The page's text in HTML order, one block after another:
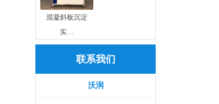
混凝斜板沉淀
实…
联系我们
沃润